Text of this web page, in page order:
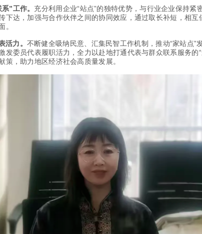
”工作。 充分利用企业“站点”的独特优势，与行业企业保持紧
下达，加强与合作伙伴之间的协同效应，通过取长补短，相
。
活力。 不断健全吸纳民意、汇集民智工作机制，推动“家站点”
发委员代表履职活力，全力以赴地打通代表与群众联系服务的
策，助力地区经济社会高质量发展。